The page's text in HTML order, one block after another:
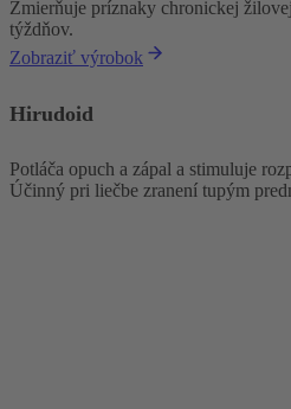
Zmierňuje príznaky chronickej
týždňov.
Zobraziť výrobok
Hirudoid
Potláča opuch a zápal a stimuluje
Účinný pri liečbe zranení tupým